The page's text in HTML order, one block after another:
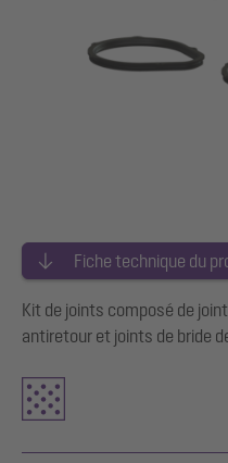
Fiche technique du
Kit de joints composé de
antiretour et joints de bride